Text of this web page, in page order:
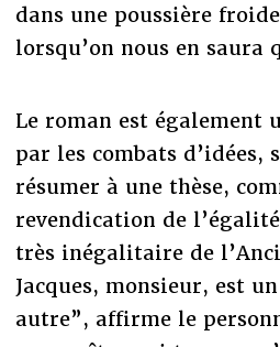
dans une poussière
lorsqu’on nous en saura
Le roman est également
par les combats d’idées,
résumer à une thèse,
revendication de
très inégalitaire de
Jacques, monsieur, est
autre”, affirme le